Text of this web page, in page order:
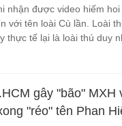
nhận được video hiếm
với tên loài Cù lần. Loài
thực tế lại là loài thú duy
gây "bão"
"réo" tên Phan